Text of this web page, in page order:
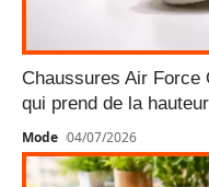
Chaussures Air Force
qui prend de la hauteur
Mode 04/07/2026